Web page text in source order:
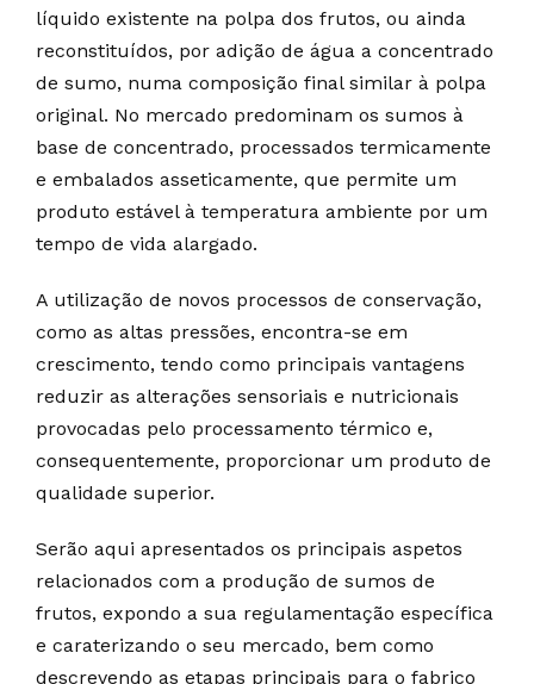
líquido existente na polpa dos frutos, ou ainda
reconstituídos, por adição de água a concentrado
de sumo, numa composição final similar à polpa
original. No mercado predominam os sumos à
base de concentrado, processados termicamente
e embalados asseticamente, que permite um
produto estável à temperatura ambiente por um
tempo de vida alargado.
A utilização de novos processos de conservação,
como as altas pressões, encontra-se em
crescimento, tendo como principais vantagens
reduzir as alterações sensoriais e nutricionais
provocadas pelo processamento térmico e,
consequentemente, proporcionar um produto de
qualidade superior.
Serão aqui apresentados os principais aspetos
relacionados com a produção de sumos de
frutos, expondo a sua regulamentação específica
e caraterizando o seu mercado, bem como
descrevendo as etapas principais para o fabrico